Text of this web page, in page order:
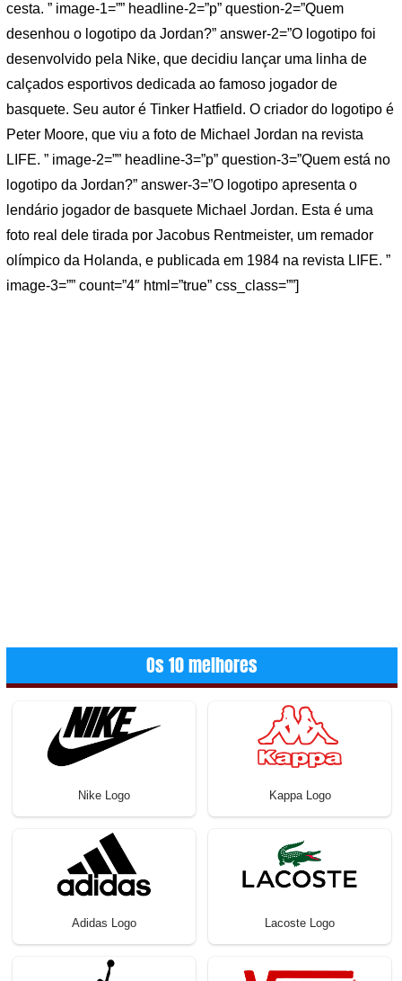
cesta. ” image-1=”” headline-2=”p” question-2=”Quem
desenhou o logotipo da Jordan?” answer-2=”O logotipo foi
desenvolvido pela Nike, que decidiu lançar uma linha de
calçados esportivos dedicada ao famoso jogador de
basquete. Seu autor é Tinker Hatfield. O criador do logotipo é
Peter Moore, que viu a foto de Michael Jordan na revista
LIFE. ” image-2=”” headline-3=”p” question-3=”Quem está no
logotipo da Jordan?” answer-3=”O logotipo apresenta o
lendário jogador de basquete Michael Jordan. Esta é uma
foto real dele tirada por Jacobus Rentmeister, um remador
olímpico da Holanda, e publicada em 1984 na revista LIFE. ”
image-3=”” count=”4″ html=”true” css_class=””]
Os 10 melhores
Nike Logo Kappa Logo
Adidas Logo Lacoste Logo